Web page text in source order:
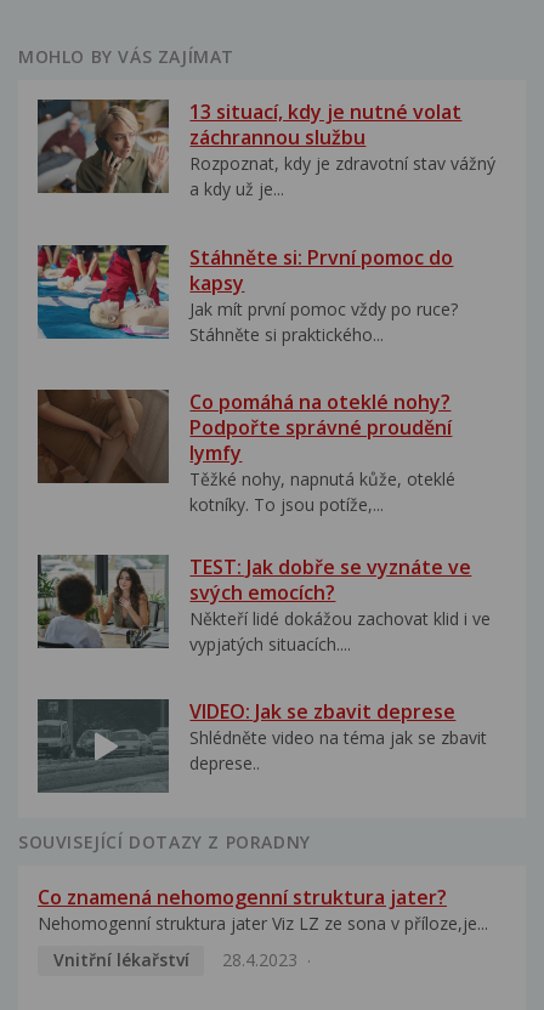
MOHLO BY VÁS ZAJÍMAT
13 situací, kdy je nutné volat
záchrannou službu
Rozpoznat, kdy je zdravotní stav vážný
a kdy už je...
Stáhněte si: První pomoc do
kapsy
Jak mít první pomoc vždy po ruce?
Stáhněte si praktického...
Co pomáhá na oteklé nohy?
Podpořte správné proudění
lymfy
Těžké nohy, napnutá kůže, oteklé
kotníky. To jsou potíže,...
TEST: Jak dobře se vyznáte ve
svých emocích?
Někteří lidé dokážou zachovat klid i ve
vypjatých situacích....
VIDEO: Jak se zbavit deprese
Shlédněte video na téma jak se zbavit
deprese..
SOUVISEJÍCÍ DOTAZY Z PORADNY
Co znamená nehomogenní struktura jater?
Nehomogenní struktura jater Viz LZ ze sona v příloze,je...
Vnitřní lékařství
28.4.2023